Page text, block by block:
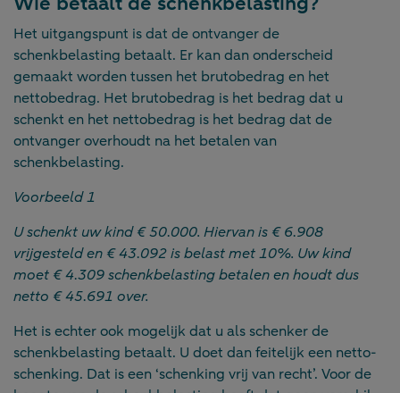
Het uitgangspunt is dat de ontvanger de
schenkbelasting betaalt. Er kan dan onderscheid
gemaakt worden tussen het brutobedrag en het
nettobedrag. Het brutobedrag is het bedrag dat u
schenkt en het nettobedrag is het bedrag dat de
ontvanger overhoudt na het betalen van
schenkbelasting.
Voorbeeld 1
U schenkt uw kind € 50.000. Hiervan is € 6.908
vrijgesteld en € 43.092 is belast met 10%. Uw kind
moet € 4.309 schenkbelasting betalen en houdt dus
netto € 45.691 over.
Het is echter ook mogelijk dat u als schenker de
schenkbelasting betaalt. U doet dan feitelijk een netto-
schenking. Dat is een ‘schenking vrij van recht’. Voor de